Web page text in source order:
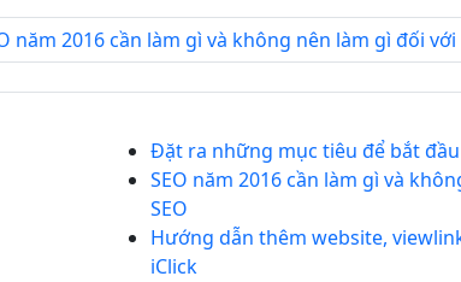
năm 2016 cần làm gì và không nên làm gì đối
Đặt ra những mục tiêu để bắt
SEO năm 2016 cần làm gì và
SEO
Hướng dẫn thêm website,
iClick